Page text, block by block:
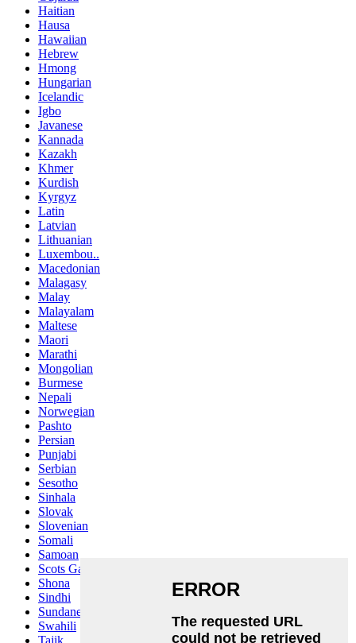
Haitian
Hausa
Hawaiian
Hebrew
Hmong
Hungarian
Icelandic
Igbo
Javanese
Kannada
Kazakh
Khmer
Kurdish
Kyrgyz
Latin
Latvian
Lithuanian
Luxembou..
Macedonian
Malagasy
Malay
Malayalam
Maltese
Maori
Marathi
Mongolian
Burmese
Nepali
Norwegian
Pashto
Persian
Punjabi
Serbian
Sesotho
Sinhala
Slovak
Slovenian
Somali
Samoan
Scots Gaelic
Shona
Sindhi
Sundanese
Swahili
Tajik